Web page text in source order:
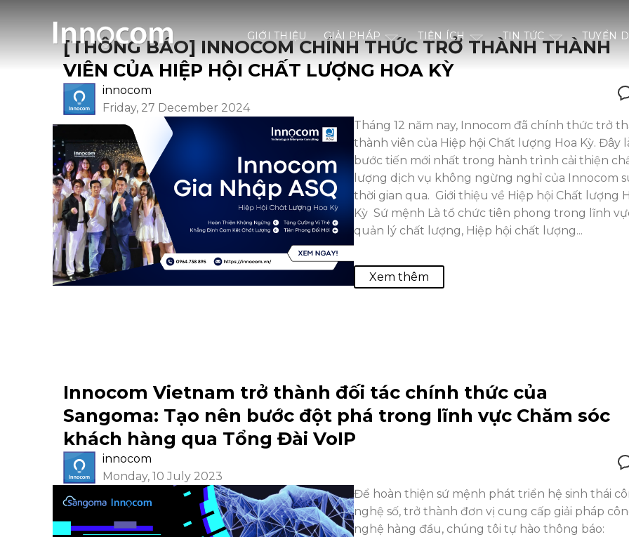
GIỚI THIỆU GIẢI PHÁP TIỆN ÍCH TIN TỨC TUYỂN
[THÔNG BÁO] INNOCOM CHÍNH THỨC TRỞ THÀNH THÀNH
VIÊN CỦA HIỆP HỘI CHẤT LƯỢNG HOA KỲ
innocom
Friday, 27 December 2024
Tháng 12 năm nay, Innocom đã chính thức trở
thành viên của Hiệp hội Chất lượng Hoa Kỳ. Đây
bước tiến mới nhất trong hành trình cải thiện
lượng dịch vụ không ngừng nghỉ của Innocom
thời gian qua. Giới thiệu về Hiệp hội Chất lượng
Kỳ Sứ mệnh Là tổ chức tiên phong trong lĩnh
quản lý chất lượng, Hiệp hội chất lượng...
Xem thêm
Innocom Vietnam trở thành đối tác chính thức của
Sangoma: Tạo nên bước đột phá trong lĩnh vực Chăm sóc
khách hàng qua Tổng Đài VoIP
innocom
Monday, 10 July 2023
Để hoàn thiện sứ mệnh phát triển hệ sinh thái
nghệ số, trở thành đơn vị cung cấp giải pháp
nghệ hàng đầu, chúng tôi tự hào thông báo: